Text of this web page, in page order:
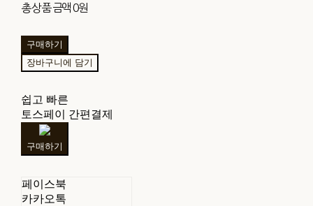
총 상품 금액0원
구매하기
장바구니에 담기
쉽고 빠른
토스페이 간편결제
구매하기
페이스북
카카오톡